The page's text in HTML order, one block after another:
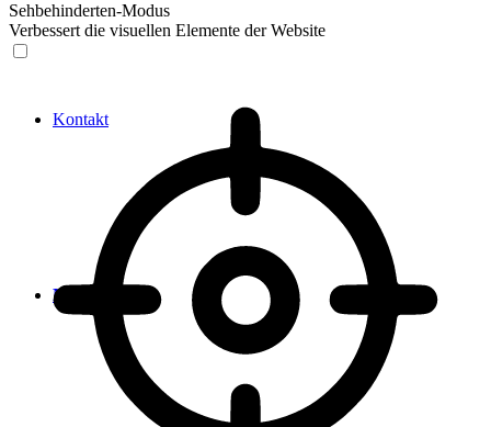
Kontakt
Menü
Sehbehinderten-Modus
Verbessert die visuellen Elemente der Website